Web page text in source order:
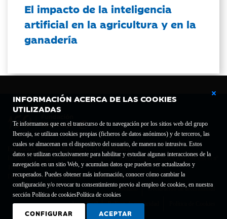
INFORMACIÓN ACERCA DE LAS COOKIES
UTILIZADAS
Te informamos que en el transcurso de tu navegación por los sitios web del grupo
Ibercaja, se utilizan cookies propias (ficheros de datos anónimos) y de terceros, las
cuales se almacenan en el dispositivo del usuario, de manera no intrusiva. Estos
datos se utilizan exclusivamente para habilitar y estudiar algunas interacciones de la
navegación en un sitio Web, y acumulan datos que pueden ser actualizados y
recuperados. Puedes obtener más información, conocer cómo cambiar la
configuración y/o revocar tu consentimiento previo al empleo de cookies, en nuestra
sección Política de cookiesPolítica de cookies
CONFIGURAR ACEPTAR
El impacto de la inteligencia
artificial en la agricultura y en la
ganadería
Fundación Bancaria Ibercaja C.I.F. G-50000652.
Inscrita en el Registro de Fundaciones del Mº de Educación, Cultura y Deporte con el nº
1689.
Domicilio social: Joaquín Costa, 13. 50001 Zaragoza.
Contacto
Declaración de accesibilidad
Aviso legal Política de privacidad